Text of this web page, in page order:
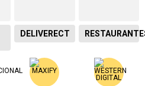
DELIVERECT